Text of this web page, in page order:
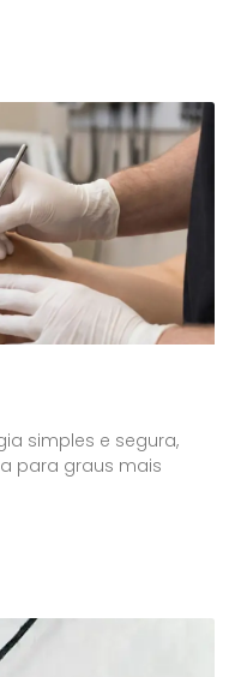
simples e segura,
para graus mais